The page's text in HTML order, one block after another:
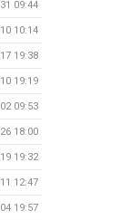
09:44
10:14
19:38
19:19
09:53
18:00
19:32
12:47
19:57